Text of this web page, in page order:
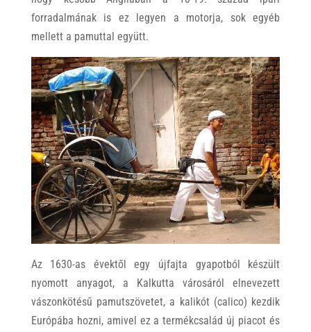
forradalmának is ez legyen a motorja, sok egyéb
mellett a pamuttal együtt.
Az 1630-as évektől egy újfajta gyapotból készült
nyomott anyagot, a Kalkutta városáról elnevezett
vászonkötésű pamutszövetet, a kalikót (calico) kezdik
Európába hozni, amivel ez a termékcsalád új piacot és